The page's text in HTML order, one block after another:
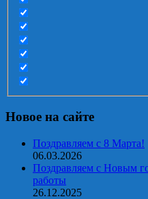
Новое на сайте
Поздравляем с 8 Марта!
06.03.2026
Поздравляем с Новым
работы
26.12.2025